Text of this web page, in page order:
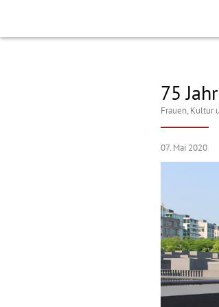
75
Frauen, Kultur
07. Mai 2020